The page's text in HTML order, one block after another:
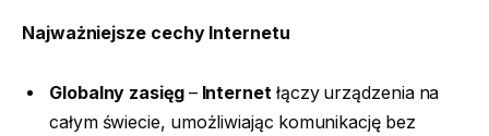
Najważniejsze cechy Internetu
Globalny zasięg– Internetłączy urządzenia na
całym świecie, umożliwiając komunikację bez